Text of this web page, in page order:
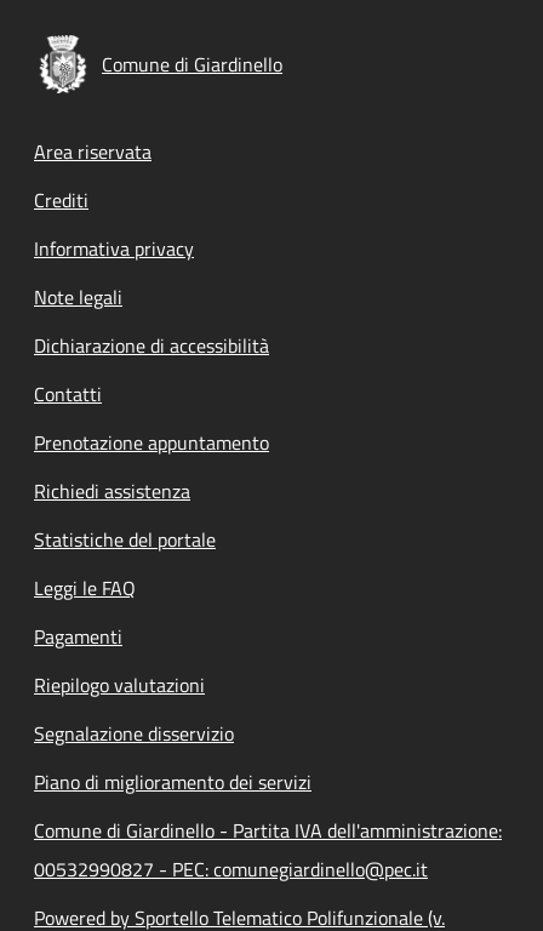
Comune di Giardinello
Footer menu
Area riservata
Crediti
Informativa privacy
Note legali
Dichiarazione di accessibilità
Contatti
Prenotazione appuntamento
Richiedi assistenza
Statistiche del portale
Leggi le FAQ
Pagamenti
Riepilogo valutazioni
Segnalazione disservizio
Piano di miglioramento dei servizi
Comune di Giardinello - Partita IVA dell'amministrazione:
00532990827 - PEC: comunegiardinello@pec.it
Powered by Sportello Telematico Polifunzionale (v.